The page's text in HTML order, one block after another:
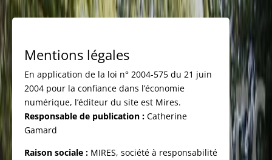
Mentions légales
En application de la loi n° 2004-575 du 21 juin
2004 pour la confiance dans l’économie
numérique, l’éditeur du site est Mires.
Responsable de publication : Catherine
Gamard
Raison sociale : MIRES, société à responsabilité